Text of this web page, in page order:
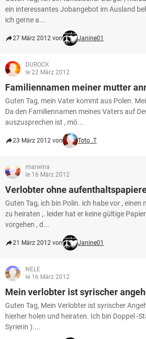
ein interessantes Jobangebot im Ausland
ich gerne a...
27 März 2012 von Janine01
DUROCK
le 22 März 2012
Familiennamen meiner mutter
Guten Tag, mein Vater kommt aus Polen.
Da den Familiennamen meines Vaters auf
auszusprechen ist , mö...
23 März 2012 von Toto .T
marwina
le 16 März 2012
Verlobter ohne
Guten Tag, ich bin Polin. ich habe vor ,
zu heiraten ,. leider hat er keine gültige
vorgehen , d...
21 März 2012 von Janine01
NELE
le 16 März 2012
Mein verlobter ist syrischer
Guten Tag, Mein Verlobter ist syrischer
hierher holen und heiraten. Ich bin Doppel -
Syrierin )....